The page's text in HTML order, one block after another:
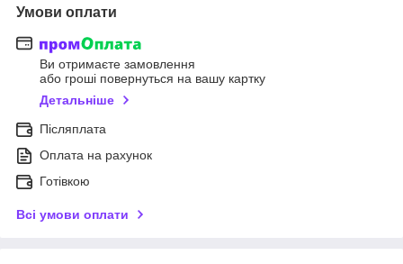
Умови оплати
Ви отримаєте замовлення
або гроші повернуться на вашу картку
Детальніше
Післяплата
Оплата на рахунок
Готівкою
Всі умови оплати